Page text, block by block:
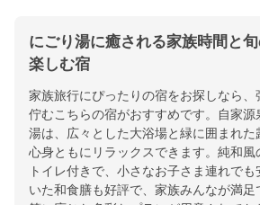
にごり湯に癒される家族時間と
楽しむ宿
家族旅行にぴったりの宿をお探しなら、
佇むこちらの宿がおすすめです。自家源
湯は、広々とした大浴場と緑に囲まれた
心身ともにリラックスできます。純和風
トイレ付きで、小さなお子さま連れで
いた和食膳も好評で、家族みんなが満